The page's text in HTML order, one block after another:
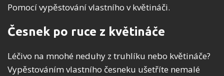
Pomocí vypěstování vlastního v květináči.
Česnek po ruce z květináče
Léčivo na mnohé neduhy z truhlíku nebo květináče?
Vypěstováním vlastního česneku ušetříte nemalé